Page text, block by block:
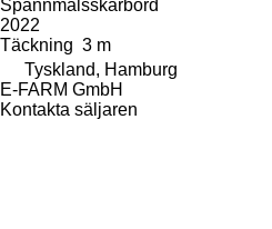
Spannmålsskärbord
2022
Täckning 3 m
Tyskland, Hamburg
E-FARM GmbH
Kontakta säljaren